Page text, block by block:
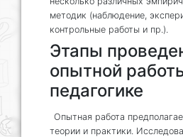
методик (наблюдение,
контрольные работы и пр.).
Этапы
опытной
педагогике
Опытная работа
теории и практики.